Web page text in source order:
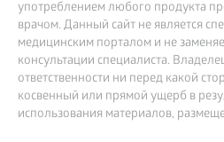
употреблением любого продукта
врачом. Данный сайт не является
медицинским порталом и не
консультации специалиста.
ответственности ни перед какой
косвенный или прямой ущерб в
использования материалов,